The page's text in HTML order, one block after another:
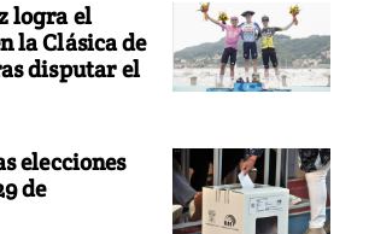
logra el
la Clásica de
disputar el
elecciones
de